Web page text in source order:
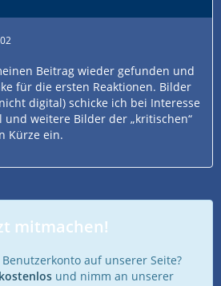
Beitrag wieder gefunden und
für die ersten Reaktionen. Bilder
digital) schicke ich bei Interesse
weitere Bilder der „kritischen“
Kürze ein.
mitmachen!
auf unserer Seite?
und nimm an unserer